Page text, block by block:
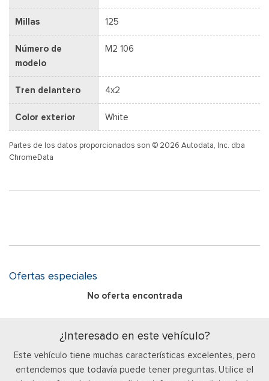
Millas 125
Número de
modelo
M2 106
Tren delantero 4x2
Color exterior White
Partes de los datos proporcionados son © 2026 Autodata, Inc. dba
ChromeData
Ofertas especiales
No oferta encontrada
¿Interesado en este vehículo?
Este vehículo tiene muchas características excelentes, pero
entendemos que todavía puede tener preguntas. Utilice el